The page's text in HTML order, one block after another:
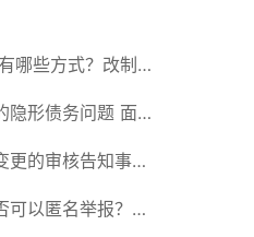
哪些方式？改制
么性质？
隐形债务问题 面
该如何解决？
更的审核告知事项
和趋势
可以匿名举报？强